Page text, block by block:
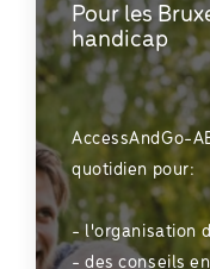
Pour les
handicap
AccessAndGo-
quotidien pour:
- l'organisation
- des conseils